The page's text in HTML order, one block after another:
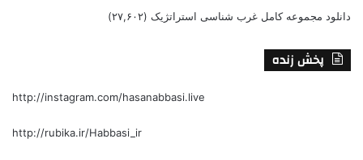
دانلود مجموعه کامل غرب شناسی استراتژیک (۲۷,۶۰۲)
پخش زنده
http://instagram.com/hasanabbasi.live
http://rubika.ir/Habbasi_ir